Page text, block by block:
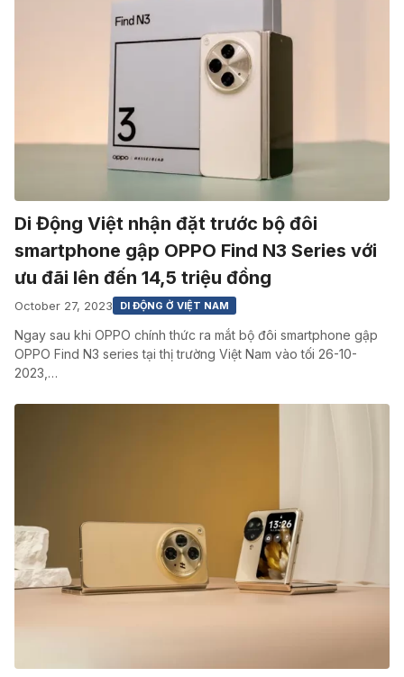
Di Động Việt nhận đặt trước bộ đôi
smartphone gập OPPO Find N3 Series với
ưu đãi lên đến 14,5 triệu đồng
October 27, 2023 DI ĐỘNG Ở VIỆT NAM
Ngay sau khi OPPO chính thức ra mắt bộ đôi smartphone gập
OPPO Find N3 series tại thị trường Việt Nam vào tối 26-10-
2023,…